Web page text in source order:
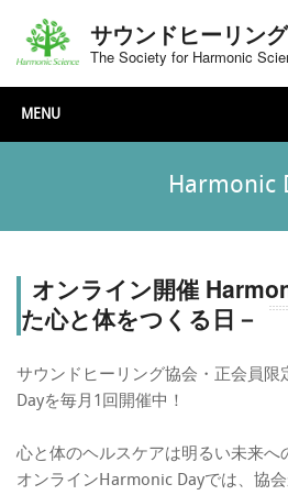
サウンドヒーリン
The Society for Harmonic
Harmonic
オンライン開催
た心と体をつくる日－
サウンドヒーリング協会・正会員
Dayを毎月1回開催中！
心と体のヘルスケアは明るい未来へ
オンラインHarmonic Dayでは、協